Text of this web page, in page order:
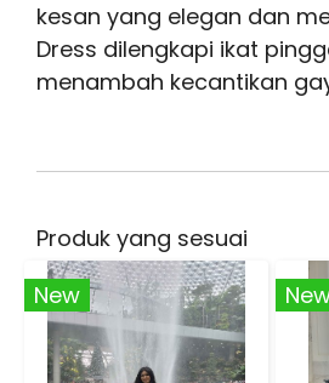
kesan yang elegan dan
Dress dilengkapi ikat
menambah kecantikan
Produk yang sesuai
New